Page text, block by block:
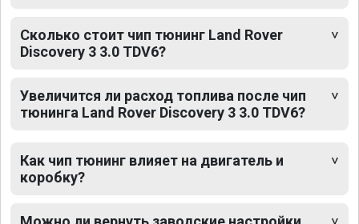
Сколько стоит чип тюнинг Land Rover
Discovery 3 3.0 TDV6?
Увеличится ли расход топлива после чип
тюнинга Land Rover Discovery 3 3.0 TDV6?
Как чип тюнинг влияет на двигатель и
коробку?